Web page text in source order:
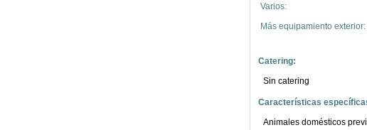
Varios:
Más equipamiento exterior:
Catering:
Sin catering
Características
Animales domésticos